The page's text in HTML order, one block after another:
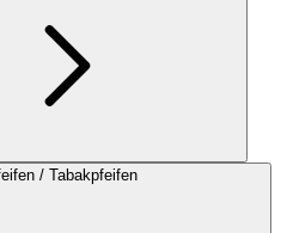
/ Tabakpfeifen